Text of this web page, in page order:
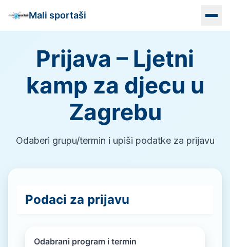
Mali sportaši
Naslovna
Programi
📷 ▶️
Prijava – Ljetni
kamp za djecu u
Zagrebu
Odaberi grupu/termin i upiši podatke za prijavu
Podaci za prijavu
Odabrani program i termin